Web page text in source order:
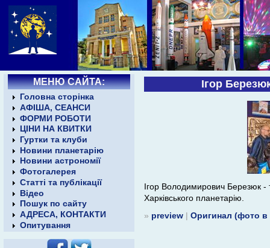
МЕНЮ САЙТА:
Головна сторінка
АФІША, СЕАНСИ
ФОРМИ РОБОТИ
ЦІНИ НА КВИТКИ
Гуртки та клуби
Новини планетарію
Новини астрономії
Фотогалерея
Статті та публікації
Відео
Пошук по сайту
АДРЕСА, КОНТАКТИ
Опитування
Ігор
Ігор Володимирович Березюк -
Харківського планетарію.
» preview Оригинал (фото